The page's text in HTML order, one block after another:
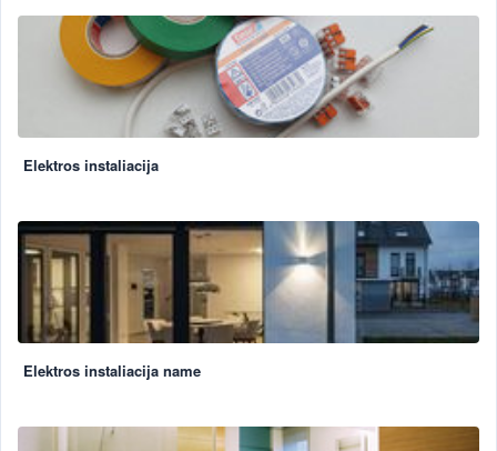
Elektros instaliacija
Elektros instaliacija name